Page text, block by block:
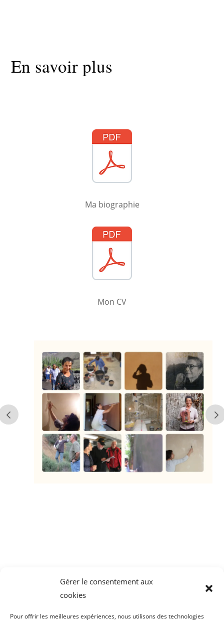
Gérer le consentement aux
cookies
Pour offrir les meilleures expériences, nous utilisons des technologies
En savoir plus
Ma biographie
Mon CV